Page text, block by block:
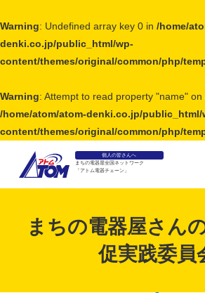
Warning: Undefined array key 0 in /home/
denki.co.jp/public_html/wp-
content/themes/original/common/php/
Warning: Attempt to read property "name" on
/home/atom/atom-denki.co.jp/public_html/
content/themes/original/common/php/
アトム電器チェーン
個人の皆さんへ
まちの電器屋全国ネットワーク
「アトム電器チェーン」
まちの電器屋さん
促実践委員